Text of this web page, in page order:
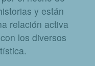
y están
relación activa
los diversos